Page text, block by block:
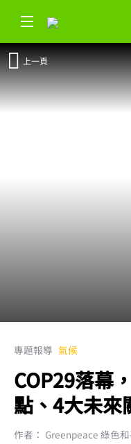
上一頁
專題報導 氣候
COP29落幕
點、4大未來
作者： Greenpeace 綠色